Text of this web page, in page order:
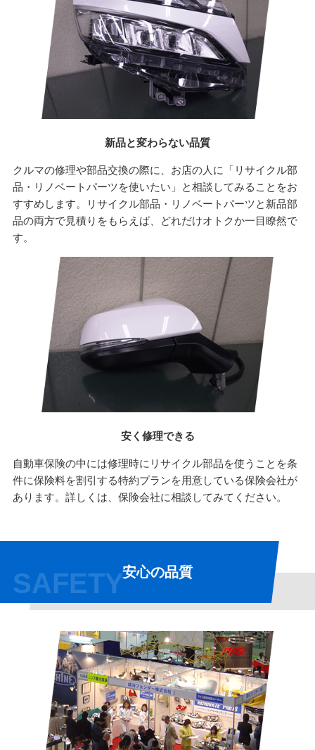
新品と変わらない品質
クルマの修理や部品交換の際に、お店の人に「リサイクル部
品・リノベートパーツを使いたい」と相談してみることをお
すすめします。リサイクル部品・リノベートパーツと新品部
品の両方で見積りをもらえば、どれだけオトクか一目瞭然で
す。
安く修理できる
自動車保険の中には修理時にリサイクル部品を使うことを条
件に保険料を割引する特約プランを用意している保険会社が
あります。詳しくは、保険会社に相談してみてください。
安心の品質
SAFETY